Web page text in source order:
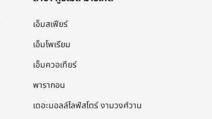
เอ็มสเฟียร์
เอ็มโพเรียม
เอ็มควอเทียร์
พารากอน
เดอะมอลล์ไลฟ์สโตร์ งามวงศ์วาน